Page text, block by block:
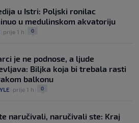
u Istri: Poljski ronilac
u medulinskom akvatoriju
prije 1 h 0
je ne podnose, a ljude
Biljka koja bi trebala rasti
balkonu
prije 1 h 0
naručivali, naručivali ste: Kraj